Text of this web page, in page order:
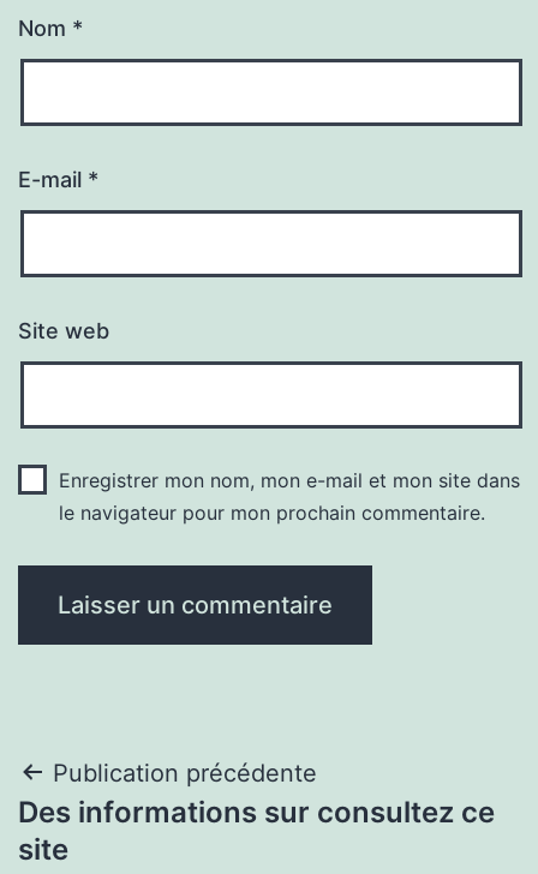
Nom *
E-mail *
Site web
Enregistrer mon nom, mon e-mail et mon site dans
le navigateur pour mon prochain commentaire.
Navigation
de
Publication précédente
Des informations sur consultez ce
site